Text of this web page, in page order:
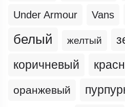
Under Armour Vans
белый желтый
коричневый
оранжевый